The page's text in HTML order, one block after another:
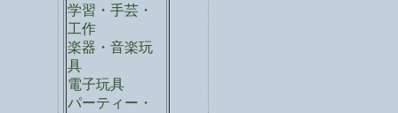
学習・手芸・
工作
楽器・音楽玩
具
電子玩具
パーティー・